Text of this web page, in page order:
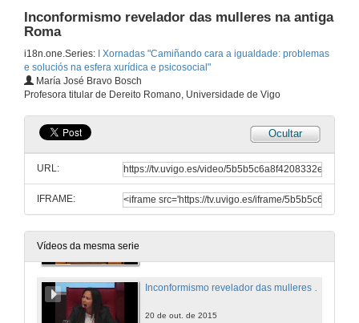
Inconformismo revelador das mulleres na antiga
Roma
i18n.one.Series:
I Xornadas "Camiñando cara a igualdade: problemas
e soluciós na esfera xurídica e psicosocial"
María José Bravo Bosch
Profesora titular de Dereito Romano, Universidade de Vigo
Ocultar
URL:
IFRAME:
Vídeos da mesma serie
Inauguración.I Xornadas "Camiñando cara a igualdade: problemas e soluciós na esfera xurídica e psicosocial"
20 de out. de 2015